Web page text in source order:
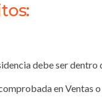
debe ser
en Ventas